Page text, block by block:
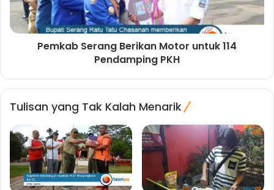
Pemkab Serang Berikan Motor untuk 114
Pendamping PKH
Tulisan yang Tak Kalah Menarik